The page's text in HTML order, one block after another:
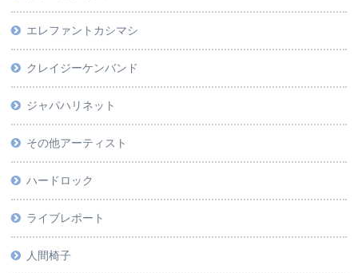
エレファントカシマシ
クレイジーケンバンド
ジャパハリネット
その他アーティスト
ハードロック
ライブレポート
人間椅子